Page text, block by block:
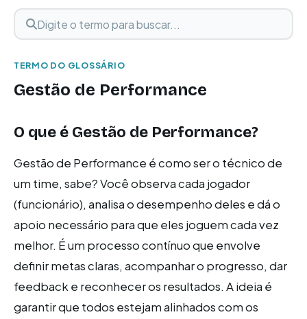
Buscar termo
Digite o termo para buscar
TERMO DO GLOSSÁRIO
Gestão de Performance
O que é Gestão de Performance?
Gestão de Performance é como ser o técnico de
um time, sabe? Você observa cada jogador
(funcionário), analisa o desempenho deles e dá o
apoio necessário para que eles joguem cada vez
melhor. É um processo contínuo que envolve
definir metas claras, acompanhar o progresso, dar
feedback e reconhecer os resultados. A ideia é
garantir que todos estejam alinhados com os